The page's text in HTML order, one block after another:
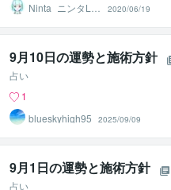
Ninta_ニンタLiv
2020/06/19
9月10日の運勢と施術方針
占い
1
blueskyhigh95
2025/09/09
9月1日の運勢と施術方針
占い